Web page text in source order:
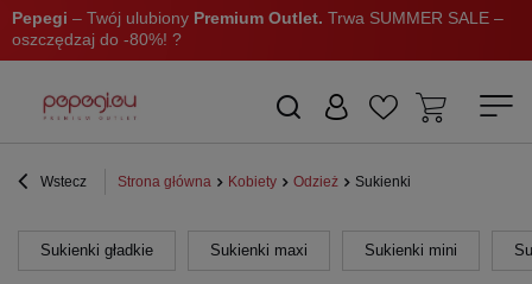
Pepegi – Twój ulubiony Premium Outlet. Trwa SUMMER SALE –
oszczędzaj do -80%! ?
Wstecz Strona główna Kobiety Odzież Sukienki
Sukienki gładkie Sukienki maxi Sukienki mini